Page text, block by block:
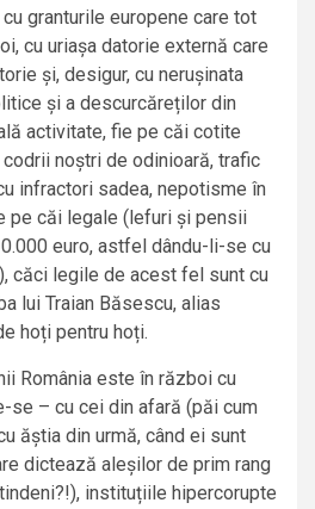
cu granturile europene care tot
cu uriașa datorie externă care
și, desigur, cu nerușinata
și a descurcăreților din
activitate, fie pe căi cotite
noștri de odinioară, trafic
infractori sadea, nepotisme în
pe căi legale (lefuri și pensii
euro, astfel dându-li-se cu
căci legile de acest fel sunt cu
lui Traian Băsescu, alias
hoți pentru hoți.
România este în război cu
se – cu cei din afară (păi cum
ăștia din urmă, când ei sunt
dictează aleșilor de prim rang
instituțiile hipercorupte